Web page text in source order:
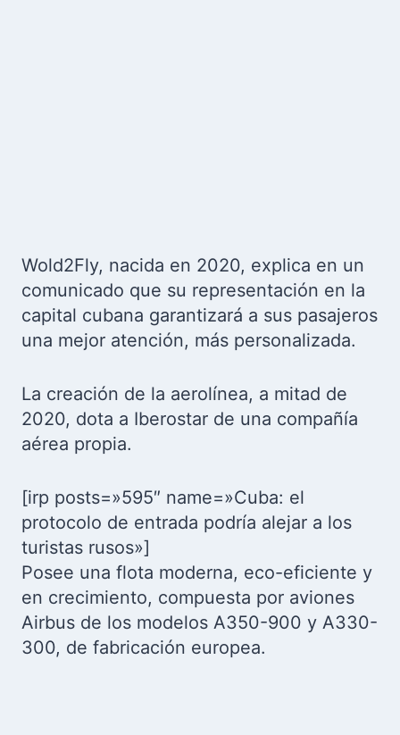
Wold2Fly, nacida en 2020, explica en un
comunicado que su representación en la
capital cubana garantizará a sus pasajeros
una mejor atención, más personalizada.
La creación de la aerolínea, a mitad de
2020, dota a Iberostar de una compañía
aérea propia.
[irp posts=»595″ name=»Cuba: el
protocolo de entrada podría alejar a los
turistas rusos»]
Posee una flota moderna, eco-eficiente y
en crecimiento, compuesta por aviones
Airbus de los modelos A350-900 y A330-
300, de fabricación europea.